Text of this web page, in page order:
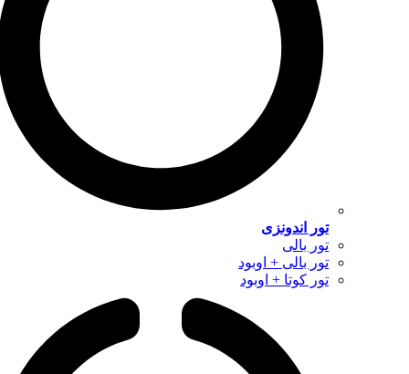
تور اندونزی
تور بالی
تور بالی + اوبود
تور کوتا + اوبود